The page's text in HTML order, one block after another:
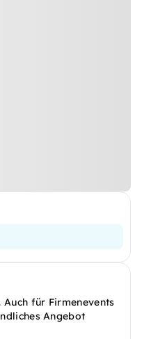
für Firmenevents
Angebot